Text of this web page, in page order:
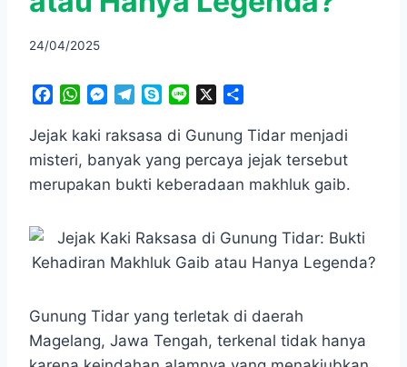
24/04/2025
c
e
o
W
a
s
A
p
M
s
s
n
e
r
l
e
g
r
m
y
p
n
e
a
e
Jejak kaki raksasa di Gunung Tidar menjadi
misteri, banyak yang percaya jejak tersebut
merupakan bukti keberadaan makhluk gaib.
Gunung Tidar yang terletak di daerah
Magelang, Jawa Tengah, terkenal tidak hanya